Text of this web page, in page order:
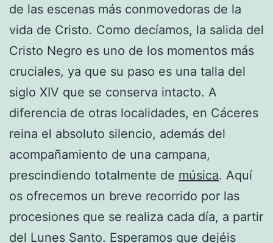
de las escenas más conmovedoras de la
vida de Cristo. Como decíamos, la salida del
Cristo Negro es uno de los momentos más
cruciales, ya que su paso es una talla del
siglo XIV que se conserva intacto. A
diferencia de otras localidades, en Cáceres
reina el absoluto silencio, además del
acompañamiento de una campana,
prescindiendo totalmente de música. Aquí
os ofrecemos un breve recorrido por las
procesiones que se realiza cada día, a partir
del Lunes Santo. Esperamos que dejéis